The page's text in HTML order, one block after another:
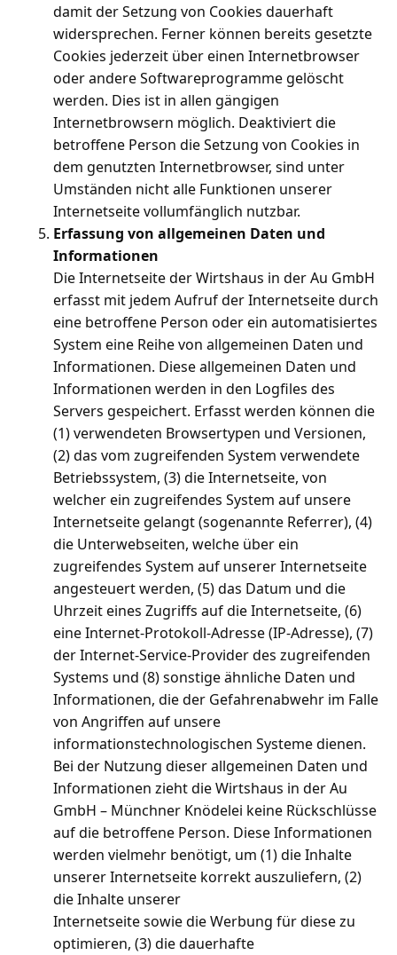
damit der Setzung von Cookies dauerhaft
widersprechen. Ferner können bereits gesetzte
Cookies jederzeit über einen Internetbrowser
oder andere Softwareprogramme gelöscht
werden. Dies ist in allen gängigen
Internetbrowsern möglich. Deaktiviert die
betroffene Person die Setzung von Cookies in
dem genutzten Internetbrowser, sind unter
Umständen nicht alle Funktionen unserer
Internetseite vollumfänglich nutzbar.
Erfassung von allgemeinen Daten und
Informationen
Die Internetseite der Wirtshaus in der Au GmbH
erfasst mit jedem Aufruf der Internetseite durch
eine betroffene Person oder ein automatisiertes
System eine Reihe von allgemeinen Daten und
Informationen. Diese allgemeinen Daten und
Informationen werden in den Logfiles des
Servers gespeichert. Erfasst werden können die
(1) verwendeten Browsertypen und Versionen,
(2) das vom zugreifenden System verwendete
Betriebssystem, (3) die Internetseite, von
welcher ein zugreifendes System auf unsere
Internetseite gelangt (sogenannte Referrer), (4)
die Unterwebseiten, welche über ein
zugreifendes System auf unserer Internetseite
angesteuert werden, (5) das Datum und die
Uhrzeit eines Zugriffs auf die Internetseite, (6)
eine Internet-Protokoll-Adresse (IP-Adresse), (7)
der Internet-Service-Provider des zugreifenden
Systems und (8) sonstige ähnliche Daten und
Informationen, die der Gefahrenabwehr im Falle
von Angriffen auf unsere
informationstechnologischen Systeme dienen.
Bei der Nutzung dieser allgemeinen Daten und
Informationen zieht die Wirtshaus in der Au
GmbH – Münchner Knödelei keine Rückschlüsse
auf die betroffene Person. Diese Informationen
werden vielmehr benötigt, um (1) die Inhalte
unserer Internetseite korrekt auszuliefern, (2)
die Inhalte unserer
Internetseite sowie die Werbung für diese zu
optimieren, (3) die dauerhafte